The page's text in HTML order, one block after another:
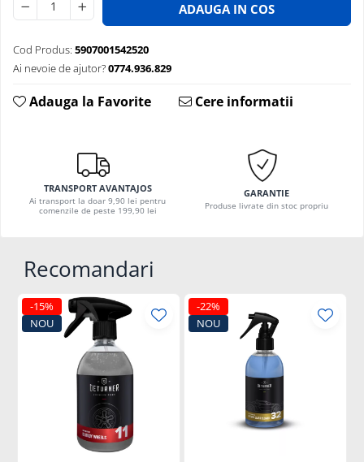
ADAUGA IN COS
Cod Produs: 5907001542520
Ai nevoie de ajutor?0774.936.829
Adauga la Favorite Cere informatii
TRANSPORT AVANTAJOS
Ai transport la doar 9,90 lei pentru
comenzile de peste 199,90 lei
GARANTIE
Produse livrate din stoc propriu
Recomandari
-15%
NOU
-22%
NOU